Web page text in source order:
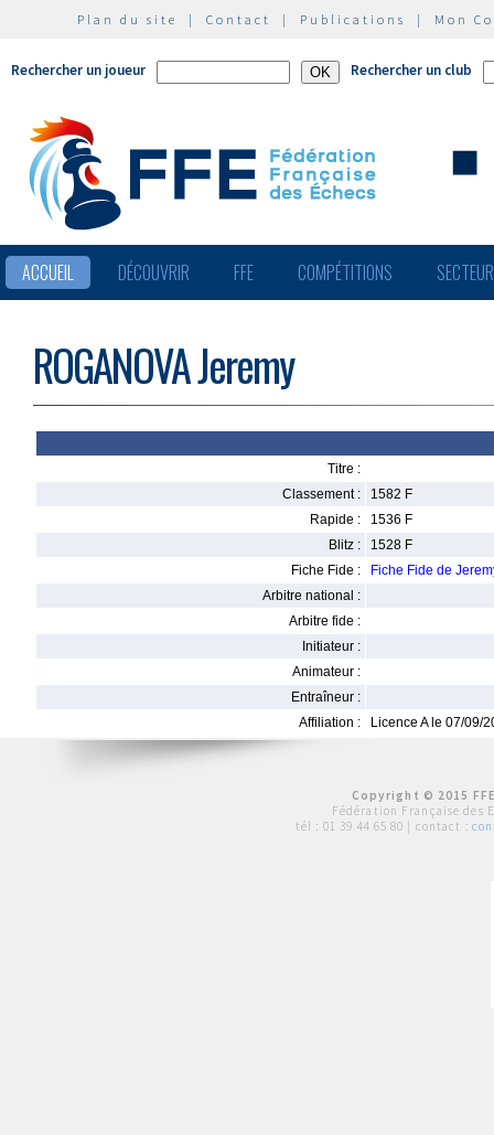
Plan du site | Contact | Publications | Mon
Rechercher un joueur Rechercher un club
ACCUEIL DÉCOUVRIR FFE COMPÉTITIONS
ROGANOVA Jeremy
Titre :
Classement :
1582 F
Rapide :
1536 F
Blitz :
1528 F
Fiche Fide :
Fiche Fide de
Arbitre national :
Arbitre fide :
Initiateur :
Animateur :
Entraîneur :
Affiliation :
Licence A le 07/09/
Copyright © 2015
Fédération Française des
tél : 01 39 44 65 80 | contact :